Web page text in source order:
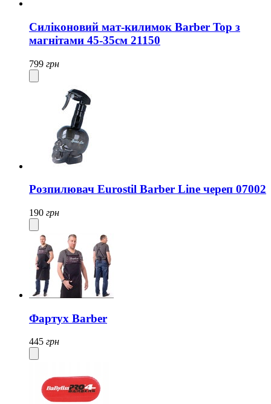
Силіконовий мат-килимок Barber Top з
магнітами 45-35см 21150
799 грн
Розпилювач Eurostil Barber Line череп 07002
190 грн
Фартух Barber
445 грн